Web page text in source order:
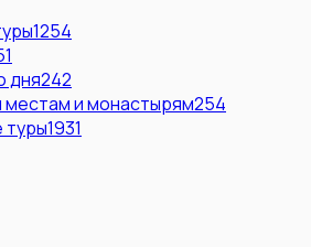
1254
дня242
местам и монастырям254
туры1931